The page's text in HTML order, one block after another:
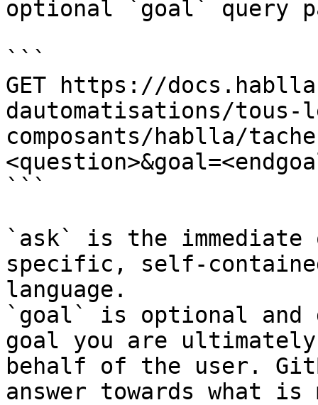
optional `goal` query
```
GET https://
dautomatisations/tous-
composants/hablla/
```
`ask` is the
specific, self-
language.
`goal` is optional and
goal you are
behalf of the user.
answer towards what